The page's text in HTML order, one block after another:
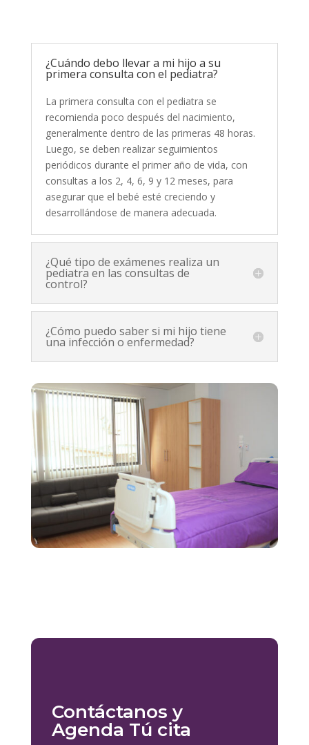
¿Cuándo debo llevar a mi hijo a su
primera consulta con el pediatra?
La primera consulta con el pediatra se
recomienda poco después del nacimiento,
generalmente dentro de las primeras 48 horas.
Luego, se deben realizar seguimientos
periódicos durante el primer año de vida, con
consultas a los 2, 4, 6, 9 y 12 meses, para
asegurar que el bebé esté creciendo y
desarrollándose de manera adecuada.
¿Qué tipo de exámenes realiza un
pediatra en las consultas de
control?
¿Cómo puedo saber si mi hijo tiene
una infección o enfermedad?
Contáctanos y
Agenda Tú cita